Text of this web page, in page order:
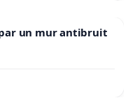
un mur antibruit